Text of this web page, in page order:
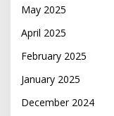
May 2025
April 2025
February 2025
January 2025
December 2024